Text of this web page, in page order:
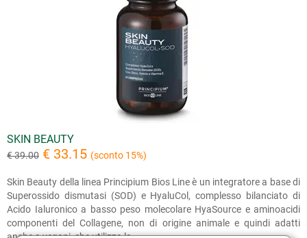
SKIN BEAUTY
€ 39.00 € 33.15 (sconto 15%)
Skin Beauty della linea Principium Bios Line è un integratore a base di
Superossido dismutasi (SOD) e HyaluCol, complesso bilanciato di
Acido Ialuronico a basso peso molecolare HyaSource e aminoacidi
componenti del Collagene, non di origine animale e quindi adatti